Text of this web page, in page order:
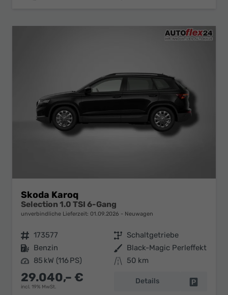
Skoda Karoq
Selection 1.0 TSI 6-Gang
unverbindliche Lieferzeit: 01.09.2026 Neuwagen
Fahrzeugnr. 173577 Getriebe Schaltgetriebe
Kraftstoff Benzin Außenfarbe Black-Magic Perleffekt
Leistung 85 kW (116 PS) Kilometerstand 50 km
29.040,– €
incl. 19% MwSt.
Details